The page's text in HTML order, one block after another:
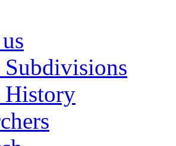
Subdivisions
History